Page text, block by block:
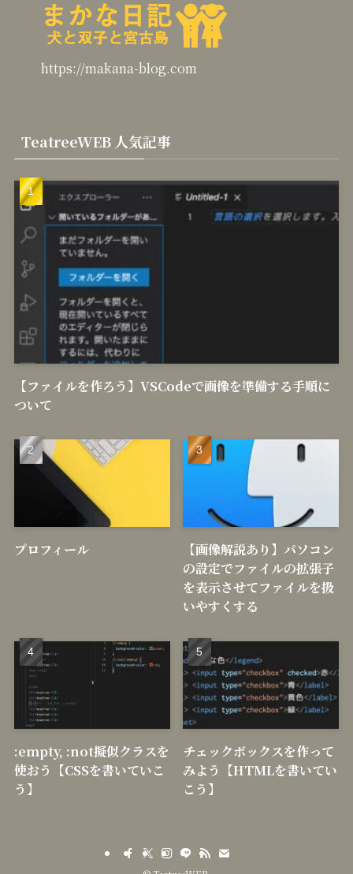
https://makana-blog.com
TeatreeWEB 人気記事
【ファイルを作ろう】VSCodeで画像を準備する手順に
ついて
プロフィール
【画像解説あり】パソコン
の設定でファイルの拡張子
を表示させてファイルを扱
いやすくする
:empty, :not擬似クラスを
使おう【CSSを書いていこ
う】
チェックボックスを作って
みよう【HTMLを書いてい
こう】